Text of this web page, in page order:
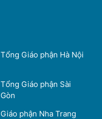
Tổng Giáo phận Hà Nội
Tổng Giáo phận Sài
Gòn
Giáo phận Nha Trang